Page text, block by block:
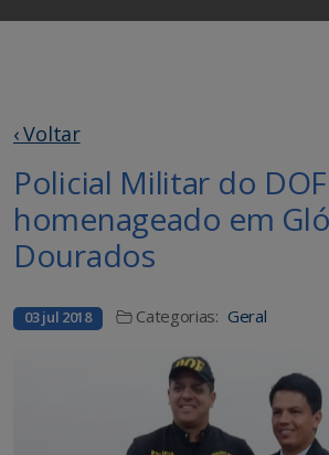
‹ Voltar
Policial Militar do
homenageado em
Dourados
03 jul 2018 Categorias: Geral